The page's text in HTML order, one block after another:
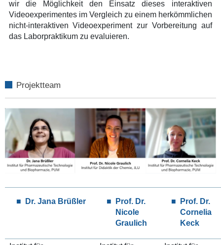
wir die Möglichkeit den Einsatz dieses interaktiven
Videoexperimentes im Vergleich zu einem herkömmlichen
nicht-interaktiven Videoexperiment zur Vorbereitung auf
das Laborpraktikum zu evaluieren.
Projektteam
Dr. Jana Brüßler
Prof. Dr.
Nicole
Graulich
Prof. Dr.
Cornelia
Keck